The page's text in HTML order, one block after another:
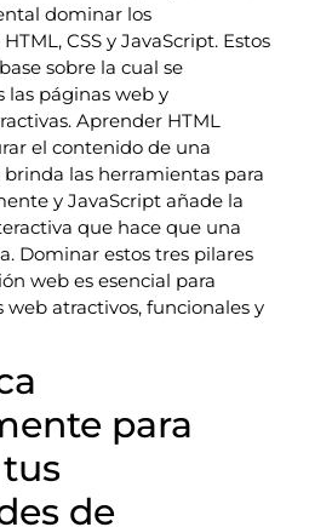
dominar los
CSS y JavaScript. Estos
sobre la cual se
las páginas web y
Aprender HTML
el contenido de una
brinda las herramientas para
y JavaScript añade la
que hace que una
Dominar estos tres pilares
web es esencial para
web atractivos, funcionales y
para
de